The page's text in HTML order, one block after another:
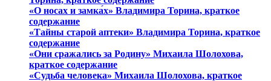
«О носах и замка́х» Владимира Торина, краткое
содержание
«Тайны старой аптеки» Владимира Торина, краткое
содержание
«Они сражались за Родину» Михаила Шолохова,
краткое содержание
«Судьба человека» Михаила Шолохова, краткое